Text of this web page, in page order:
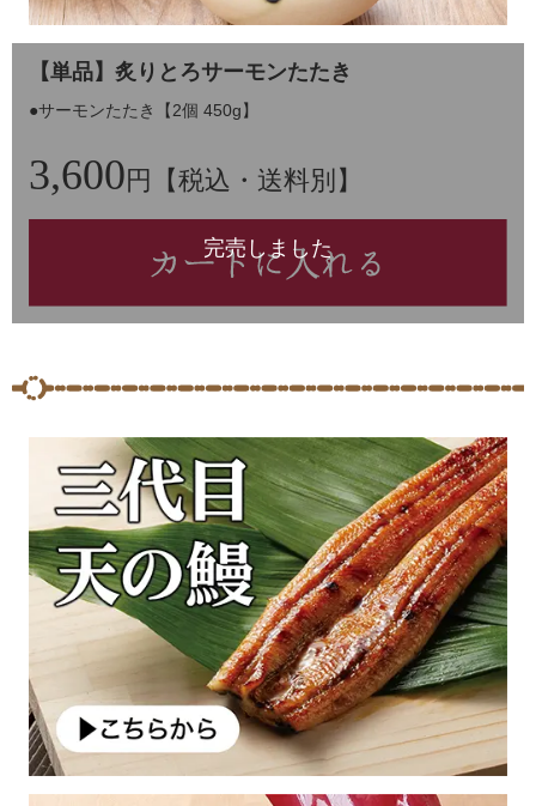
【単品】炙りとろサーモンたたき
●サーモンたたき【2個 450g】
3,600 円【税込・送料別】